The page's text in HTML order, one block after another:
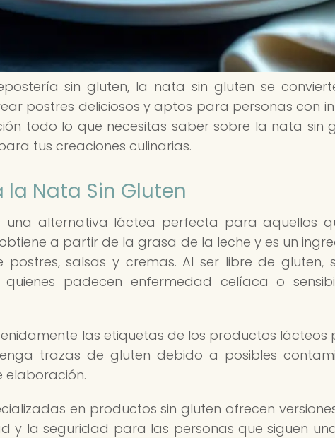
sin gluten, la nata sin gluten se
postres deliciosos y aptos para personas con
todo lo que necesitas saber sobre la nata sin
tus creaciones culinarias.
Nata Sin Gluten
una alternativa láctea perfecta para aquellos
a partir de la grasa de la leche y es un
salsas y cremas. Al ser libre de gluten,
padecen enfermedad celíaca o
las etiquetas de los productos
trazas de gluten debido a posibles
elaboración.
en productos sin gluten ofrecen
y la seguridad para las personas que siguen